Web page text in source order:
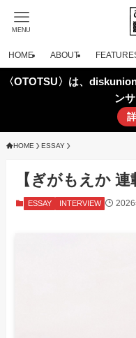
MENU
HOME ABOUT
〈OTOTSU〉は、
ン
HOME ESSAY
【ぎがもえか
ESSAY INTERVIEW